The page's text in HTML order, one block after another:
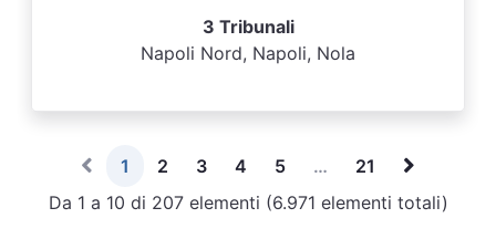
3 Tribunali
Napoli Nord, Napoli, Nola
1 2 3 4 5 …
21
Da 1 a 10 di 207 elementi (6.971 elementi totali)